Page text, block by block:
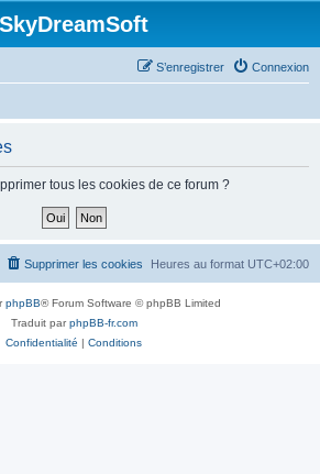
SkyDreamSoft
Connexion
S’enregistrer
tous les cookies de ce forum ?
Heures au format UTC+02:00
Supprimer les cookies
phpBB® Forum Software © phpBB Limited
Traduit parphpBB-fr.com
Confidentialité | Conditions